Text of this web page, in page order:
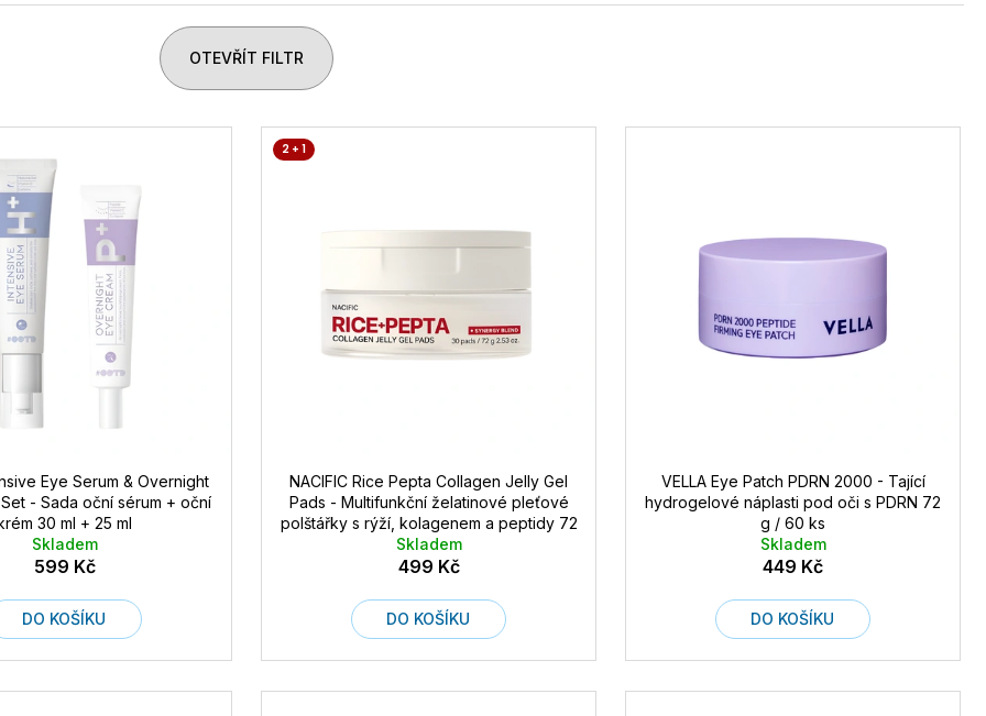
OTEVŘÍT FILTR
Eye Serum & Overnight
- Sada oční sérum + oční
30 ml + 25 ml
Skladem
599 Kč
DO KOŠÍKU
2 + 1
NACIFIC Rice Pepta Collagen Jelly Gel
Pads - Multifunkční želatinové pleťové
polštářky s rýží, kolagenem a peptidy 72
g / 30 ks
Skladem
499 Kč
DO KOŠÍKU
VELLA Eye Patch PDRN 2000 - Tající
hydrogelové náplasti pod oči s PDRN 72
g / 60 ks
Skladem
449 Kč
DO KOŠÍKU